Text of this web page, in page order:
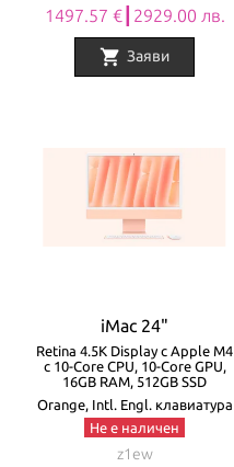
1497.57 €┃2929.00 лв.
shopping_cart Заяви
iMac 24"
Retina 4.5K Display с Apple M4
с 10-Core CPU, 10-Core GPU,
16GB RAM, 512GB SSD
Orange, Intl. Engl. клавиатура
Не е наличен
z1ew